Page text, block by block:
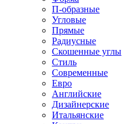
П-образные
Угловые
Прямые
Радиусные
Скошенные углы
Стиль
Современные
Евро
Английские
Дизайнерские
Итальянские